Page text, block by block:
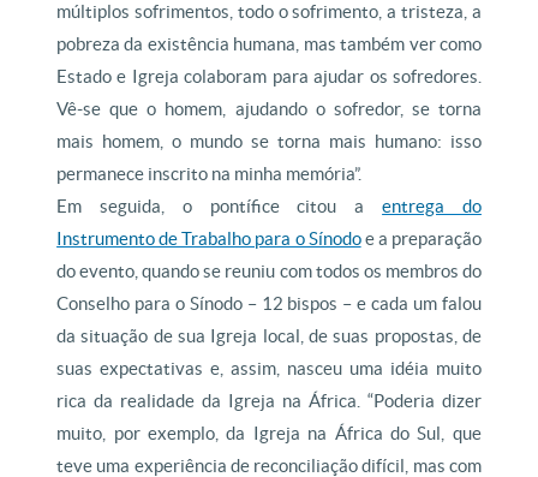
múltiplos sofrimentos, todo o sofrimento, a tristeza, a
pobreza da existência humana, mas também ver como
Estado e Igreja colaboram para ajudar os sofredores.
Vê-se que o homem, ajudando o sofredor, se torna
mais homem, o mundo se torna mais humano: isso
permanece inscrito na minha memória”.
Em seguida, o pontífice citou aentrega do
Instrumento de Trabalho para o Sínodoe a preparação
do evento, quando se reuniu com todos os membros do
Conselho para o Sínodo – 12 bispos – e cada um falou
da situação de sua Igreja local, de suas propostas, de
suas expectativas e, assim, nasceu uma idéia muito
rica da realidade da Igreja na África. “Poderia dizer
muito, por exemplo, da Igreja na África do Sul, que
teve uma experiência de reconciliação difícil, mas com